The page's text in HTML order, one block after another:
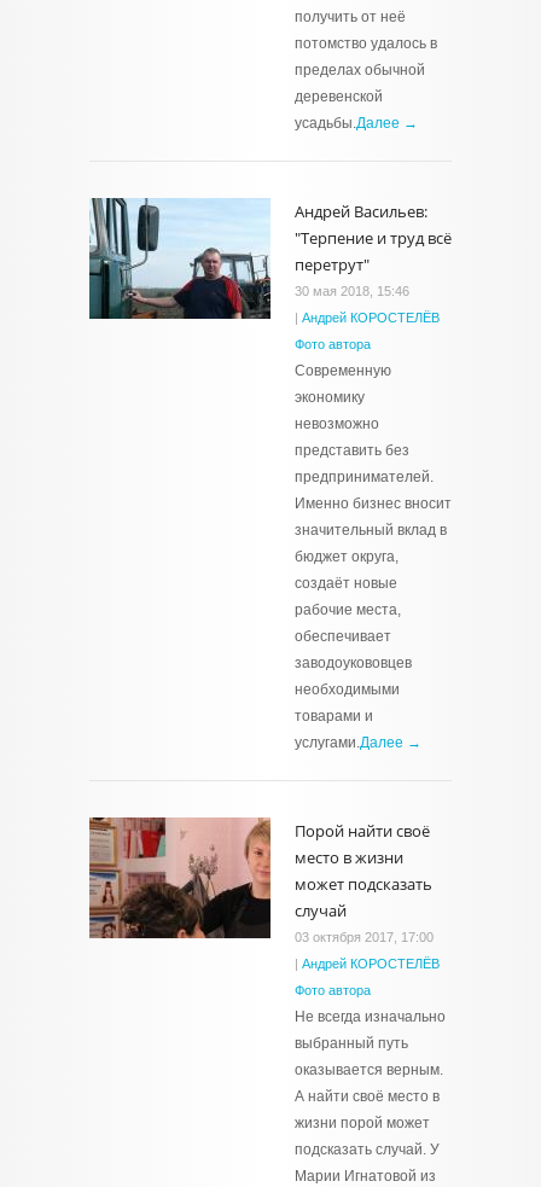
получить от неё
потомство удалось в
пределах обычной
деревенской
усадьбы.Далее →
Андрей Васильев:
"Терпение и труд всё
перетрут"
30 мая 2018, 15:46
| Андрей КОРОСТЕЛЁВ
Фото автора
Современную
экономику
невозможно
представить без
предпринимателей.
Именно бизнес вносит
значительный вклад в
бюджет округа,
создаёт новые
рабочие места,
обеспечивает
заводоукововцев
необходимыми
товарами и
услугами.Далее →
Порой найти своё
место в жизни
может подсказать
случай
03 октября 2017, 17:00
| Андрей КОРОСТЕЛЁВ
Фото автора
Не всегда изначально
выбранный путь
оказывается верным.
А найти своё место в
жизни порой может
подсказать случай. У
Марии Игнатовой из